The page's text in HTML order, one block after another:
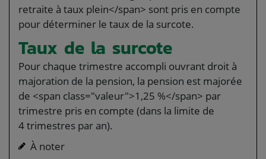
retraite à taux plein</span> sont pris en compte
pour déterminer le taux de la surcote.
Taux de la surcote
Pour chaque trimestre accompli ouvrant droit à
majoration de la pension, la pension est majorée
de <span class="valeur">1,25 %</span> par
trimestre pris en compte (dans la limite de
4 trimestres par an).
À noter